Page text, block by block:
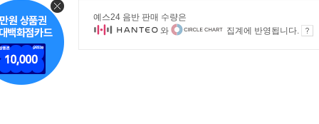
예스24 음반 판매 수량은
와
집계에 반영됩니다.